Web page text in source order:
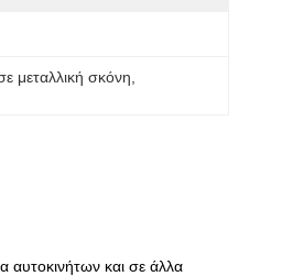
μεταλλική σκόνη
αυτοκινήτων και σε άλλα